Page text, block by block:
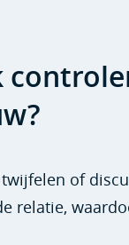
of
relatie,